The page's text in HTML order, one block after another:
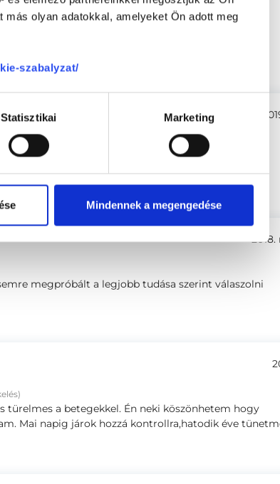
olyan adatokkal, amelyeket Ön adott meg
szabalyzat/
Statisztikai Marketing
Mindennek a megengedése
a problémánkra
felkészültsége.
megpróbált a legjobb tudása szerint válaszolni
türelmes a betegekkel. Én neki köszönhetem hogy
Mai napig járok hozzá kontrollra,hatodik éve